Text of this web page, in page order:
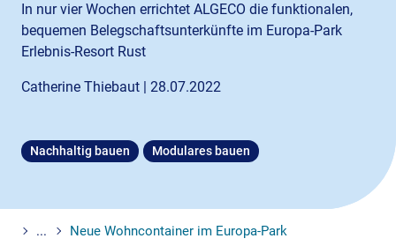
In nur vier Wochen errichtet ALGECO die funktionalen,
bequemen Belegschaftsunterkünfte im Europa-Park
Erlebnis-Resort Rust
Catherine Thiebaut | 28.07.2022
Nachhaltig bauen Modulares bauen
... Neue Wohncontainer im Europa-Park